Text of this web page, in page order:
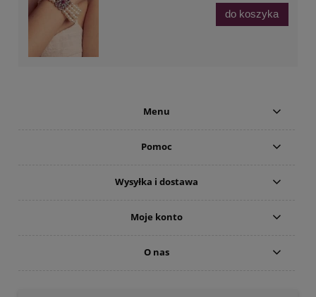
do koszyka
Menu
Pomoc
Wysyłka i dostawa
Moje konto
O nas